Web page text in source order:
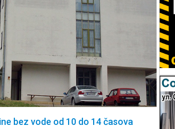
bez vode od 10 do 14 časova